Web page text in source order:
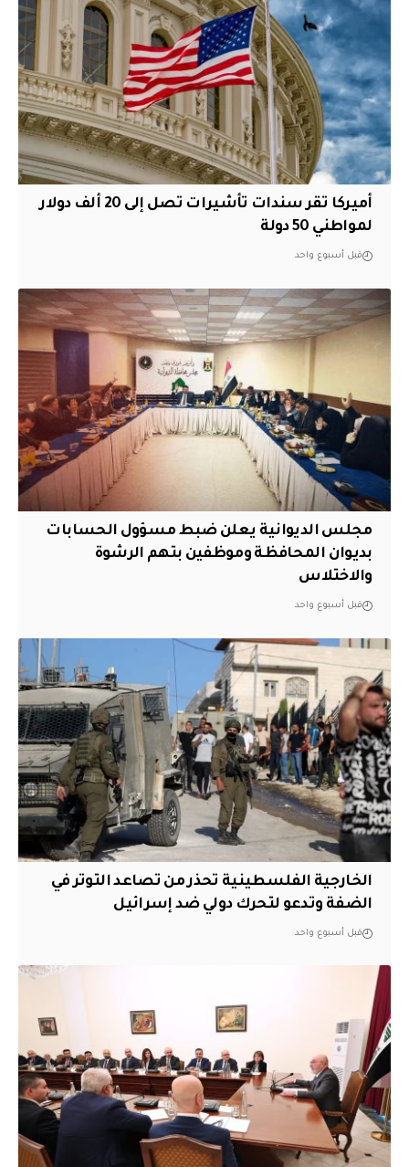
أميركا تقر سندات تأشيرات تصل إلى 20 ألف دولار
لمواطني 50 دولة
قبل أسبوع واحد
مجلس الديوانية يعلن ضبط مسؤول الحسابات
بديوان المحافظة وموظفين بتهم الرشوة
والاختلاس
قبل أسبوع واحد
الخارجية الفلسطينية تحذر من تصاعد التوتر في
الضفة وتدعو لتحرك دولي ضد إسرائيل
قبل أسبوع واحد